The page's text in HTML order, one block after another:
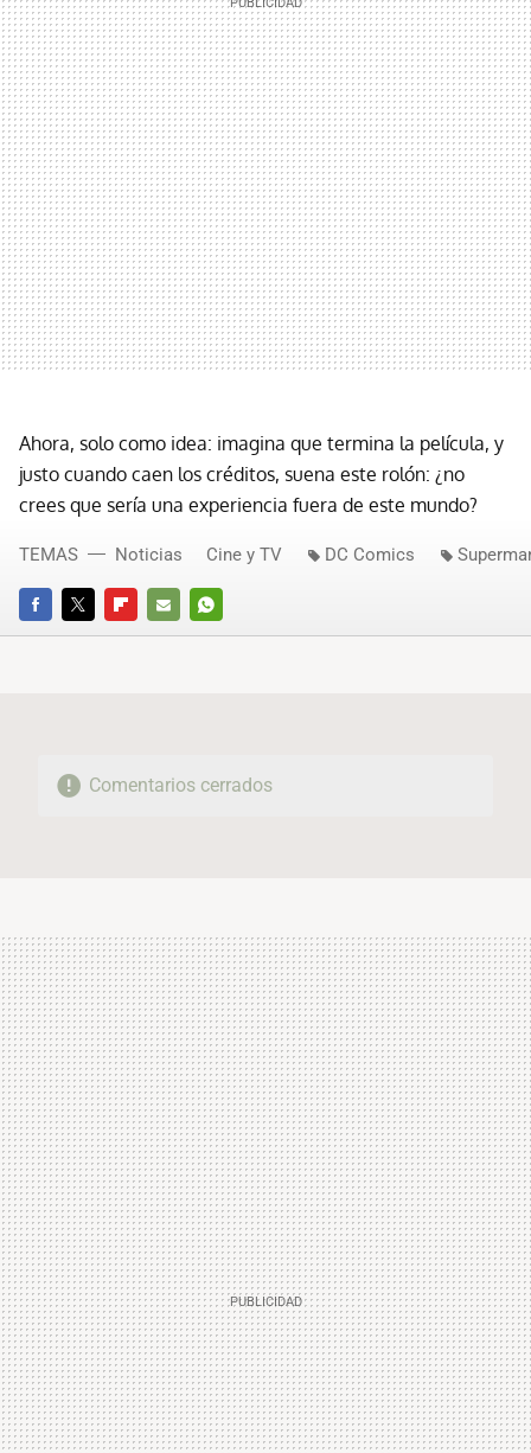
Ahora, solo como idea: imagina que termina la película, y
justo cuando caen los créditos, suena este rolón: ¿no
crees que sería una experiencia fuera de este mundo?
FACEBOOKTWITTERFLIPBOARD
E-
WHATSAPP
TEMAS Noticias Cine y TV DC Comics
Comentarios cerrados